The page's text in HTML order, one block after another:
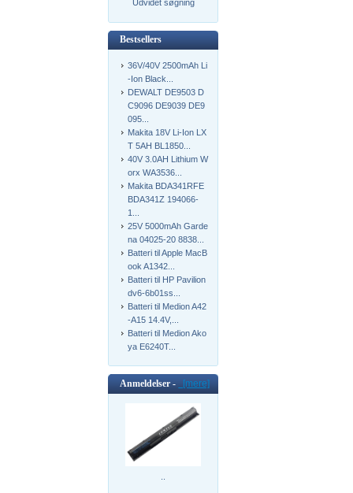
Udvidet søgning
Bestsellers
36V/40V 2500mAh Li
-Ion Black...
DEWALT DE9503 D
C9096 DE9039 DE9
095...
Makita 18V Li-Ion LX
T 5AH BL1850...
40V 3.0AH Lithium W
orx WA3536...
Makita BDA341RFE
BDA341Z 194066-
1...
25V 5000mAh Garde
na 04025-20 8838...
Batteri til Apple MacB
ook A1342...
Batteri til HP Pavilion
dv6-6b01ss...
Batteri til Medion A42
-A15 14.4V,...
Batteri til Medion Ako
ya E6240T...
Anmeldelser - [mere]